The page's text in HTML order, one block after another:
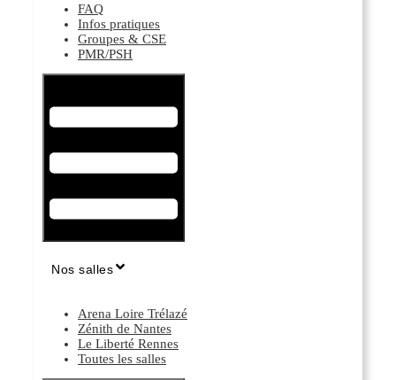
FAQ
Infos pratiques
Groupes & CSE
PMR/PSH
Nos salles
Arena Loire Trélazé
Zénith de Nantes
Le Liberté Rennes
Toutes les salles